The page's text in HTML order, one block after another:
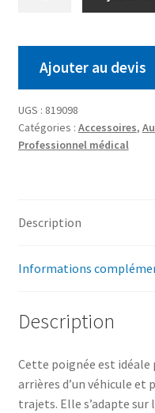
Ajouter au devis
UGS : 819098
Catégories : Accessoires,
Professionnel médical
Description
Informations
Description
Cette poignée est idéale
arrières d’un véhicule
trajets. Elle s’adapte